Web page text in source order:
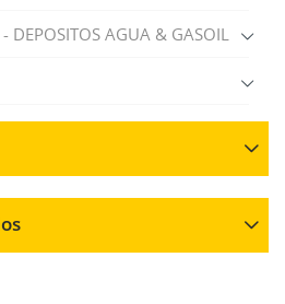
DEPOSITOS AGUA & GASOIL